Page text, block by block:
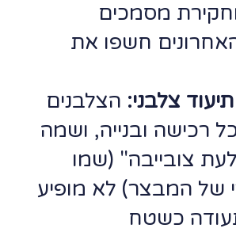
מסמכים
חשפו את
צלבני: הצלבנים
רכישה ובנייה, ושמה
צובייבה" (שמו
של המבצר) לא מופיע
כשטח